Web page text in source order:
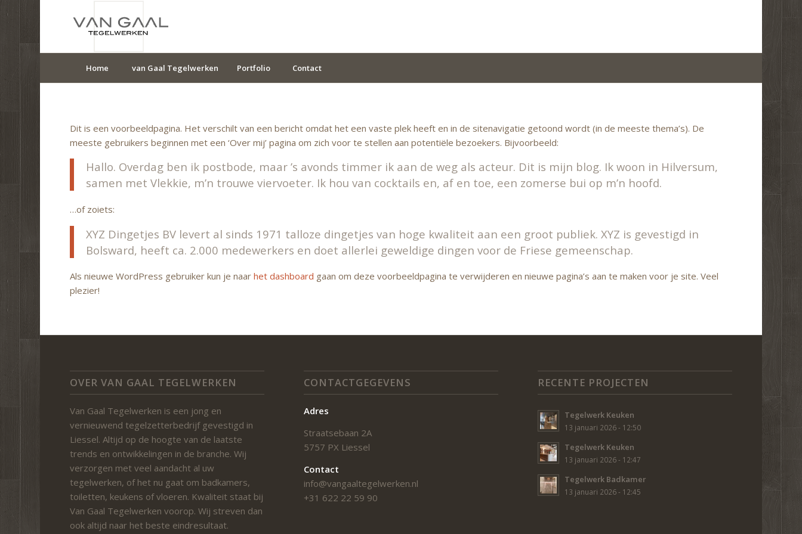
Home van Gaal Tegelwerken Portfolio Contact
Dit is een voorbeeldpagina. Het verschilt van een bericht omdat het een vaste plek heeft en in de sitenavigatie getoond wordt (in de meeste thema’s). De
meeste gebruikers beginnen met een ‘Over mij’ pagina om zich voor te stellen aan potentiële bezoekers. Bijvoorbeeld:
Hallo. Overdag ben ik postbode, maar ’s avonds timmer ik aan de weg als acteur. Dit is mijn blog. Ik woon in Hilversum,
samen met Vlekkie, m’n trouwe viervoeter. Ik hou van cocktails en, af en toe, een zomerse bui op m’n hoofd.
…of zoiets:
XYZ Dingetjes BV levert al sinds 1971 talloze dingetjes van hoge kwaliteit aan een groot publiek. XYZ is gevestigd in
Bolsward, heeft ca. 2.000 medewerkers en doet allerlei geweldige dingen voor de Friese gemeenschap.
Als nieuwe WordPress gebruiker kun je naarhet dashboard gaan om deze voorbeeldpagina te verwijderen en nieuwe pagina’s aan te maken voor je site. Veel
plezier!
OVER VAN GAAL TEGELWERKEN
Van Gaal Tegelwerken is een jong en
vernieuwend tegelzetterbedrijf gevestigd in
Liessel. Altijd op de hoogte van de laatste
trends en ontwikkelingen in de branche. Wij
verzorgen met veel aandacht al uw
tegelwerken, of het nu gaat om badkamers,
toiletten, keukens of vloeren. Kwaliteit staat bij
Van Gaal Tegelwerken voorop. Wij streven dan
ook altijd naar het beste eindresultaat.
CONTACTGEGEVENS
Adres
Straatsebaan 2A
5757 PX Liessel
Contact
info@vangaaltegelwerken.nl
+31 622 22 59 90
RECENTE PROJECTEN
Tegelwerk Keuken
13 januari 2026 - 12:50
Tegelwerk Keuken
13 januari 2026 - 12:47
Tegelwerk Badkamer
13 januari 2026 - 12:45